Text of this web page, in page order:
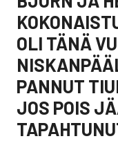
OLI TÄNÄ
PANNUT
JOS POIS